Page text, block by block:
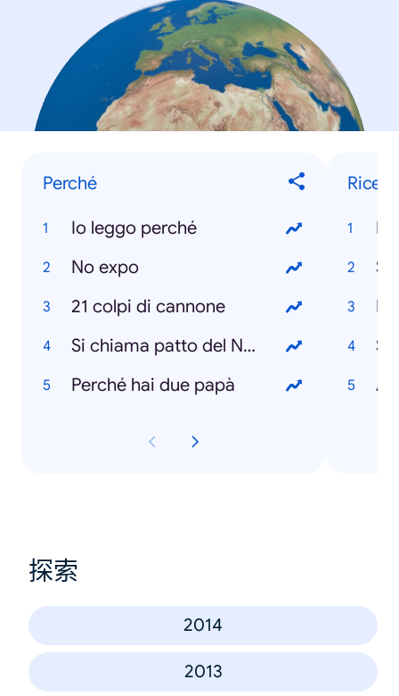
Perché
Io leggo perché
No expo
21 colpi di cannone
Si chiama patto del Nazareno
Perché hai due papà
探索
2014
2013